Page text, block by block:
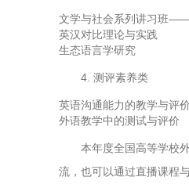
文学与社会系列讲习班
英汉对比理论与实践
生态语言学研究
4. 测评素养类
英语沟通能力的教学与评
外语教学中的测试与评价
本年度全国高等学校
流，也可以通过直播课程